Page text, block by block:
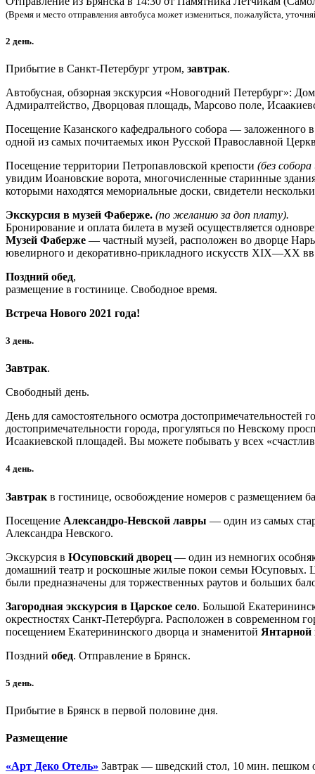
(Время и место отправления автобуса может измениться, пожалуйста,
2 день.
Прибытие в Санкт-Петербург утром, завтрак.
Автобусная, обзорная экскурсия «Новогодний Петербург»:
Адмиралтейство, Дворцовая площадь, Марсово поле,
Посещение Казанского кафедрального собора —
одной из самых почитаемых икон Русской Православной
Посещение территории Петропавловской крепости (без
увидим Иоановские ворота, многочисленные старинные
которыми находятся мемориальные доски, свидетели
Экскурсия в музей Фаберже. (по желанию за доп плату).
Бронирование и оплата билета в музей осуществляется
Музей Фаберже — частный музей, расположен во дворце
ювелирного и декоративно-прикладного искусств XIX—XX
Поздний обед,
размещение в гостинице. Свободное время.
Встреча Нового 2021 года!
3 день.
Завтрак.
Свободный день.
День для самостоятельного осмотра достопримечательностей
достопримечательности города, прогуляться по Невскому
Исаакиевской площадей. Вы можете побывать у всех
4 день.
Завтрак в гостинице, освобождение номеров с размещением
Посещение Александро-Невской лавры — один из самых
Александра Невского.
Экскурсия в Юсуповский дворец — один из немногих
домашний театр и роскошные жилые покои семьи Юсуповых.
были предназначены для торжественных раутов и больших
Загородная экскурсия в Царское село. Большой
окрестностях Санкт-Петербурга. Расположен в современном
посещением Екатерининского дворца и знаменитой
Поздний обед. Отправление в Брянск.
5 день.
Прибытие в Брянск в первой половине дня.
Размещение
«Арт Деко Отель» Завтрак — шведский стол, 10 мин. пешком